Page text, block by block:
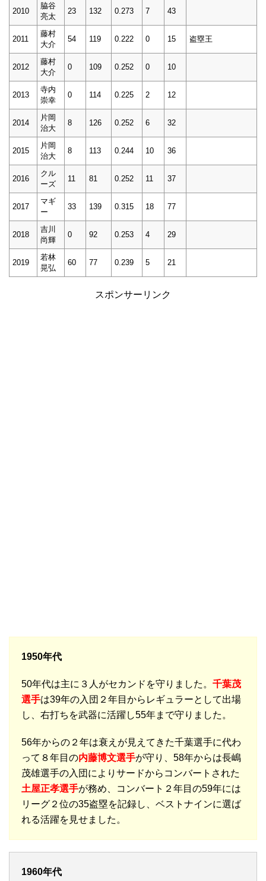
2010
脇谷
亮太
23 132 0.273 7 43
2011
藤村
大介
54 119 0.222 0 15 盗塁王
2012
藤村
大介
0 109 0.252 0 10
2013
寺内
崇幸
0 114 0.225 2 12
2014
片岡
治大
8 126 0.252 6 32
2015
片岡
治大
8 113 0.244 10 36
2016
クル
ーズ
11 81 0.252 11 37
2017
マギ
ー
33 139 0.315 18 77
2018
吉川
尚輝
0 92 0.253 4 29
2019
若林
晃弘
60 77 0.239 5 21
スポンサーリンク
1950年代
50年代は主に３人がセカンドを守りました。 千葉茂
選手は39年の入団２年目からレギュラーとして出場
し、右打ちを武器に活躍し55年まで守りました。
56年からの２年は衰えが見えてきた千葉選手に代わ
って８年目の内藤博文選手が守り、58年からは長嶋
茂雄選手の入団によりサードからコンバートされた
土屋正孝選手が務め、コンバート２年目の59年には
リーグ２位の35盗塁を記録し、ベストナインに選ば
れる活躍を見せました。
1960年代